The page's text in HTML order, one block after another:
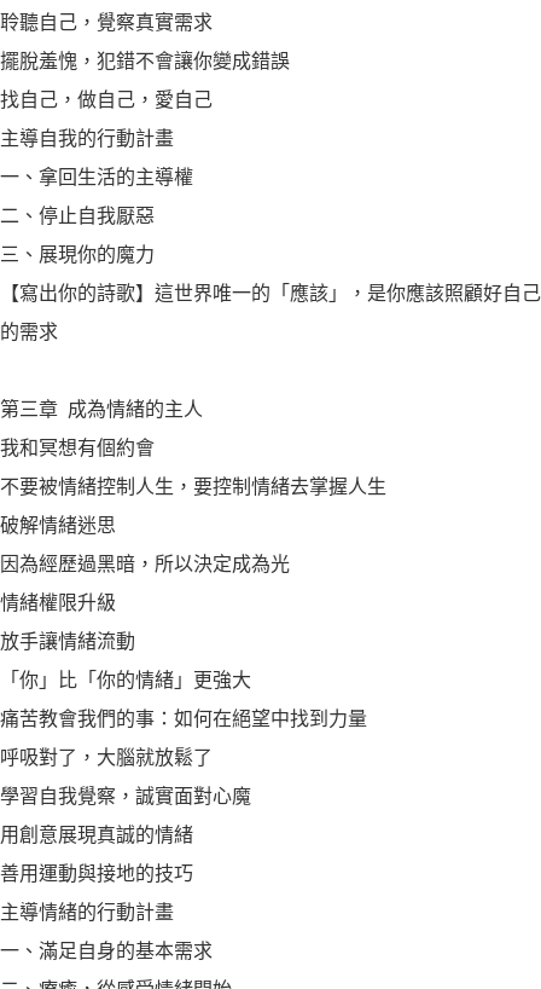
聆聽自己，覺察真實需求
擺脫羞愧，犯錯不會讓你變成錯誤
找自己，做自己，愛自己
主導自我的行動計畫
一、拿回生活的主導權
二、停止自我厭惡
三、展現你的魔力
【寫出你的詩歌】這世界唯一的「應該」，是你應該照顧好自己
的需求
第三章 成為情緒的主人
我和冥想有個約會
不要被情緒控制人生，要控制情緒去掌握人生
破解情緒迷思
因為經歷過黑暗，所以決定成為光
情緒權限升級
放手讓情緒流動
「你」比「你的情緒」更強大
痛苦教會我們的事：如何在絕望中找到力量
呼吸對了，大腦就放鬆了
學習自我覺察，誠實面對心魔
用創意展現真誠的情緒
善用運動與接地的技巧
主導情緒的行動計畫
一、滿足自身的基本需求